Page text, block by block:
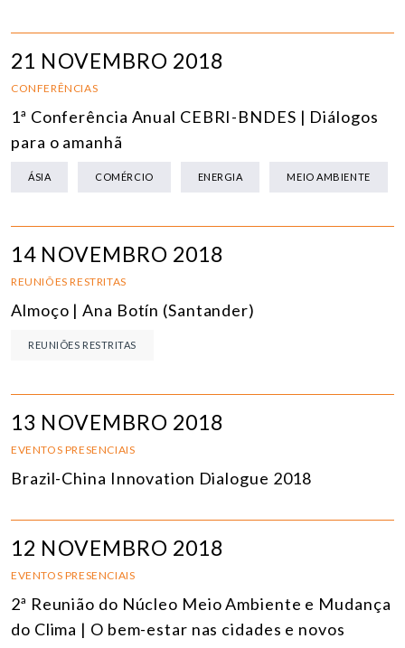
21 NOVEMBRO 2018
CONFERÊNCIAS
1ª Conferência Anual CEBRI-BNDES | Diálogos
para o amanhã
ÁSIA COMÉRCIO ENERGIA MEIO AMBIENTE
14 NOVEMBRO 2018
REUNIÕES RESTRITAS
Almoço | Ana Botín (Santander)
REUNIÕES RESTRITAS
13 NOVEMBRO 2018
EVENTOS PRESENCIAIS
Brazil-China Innovation Dialogue 2018
12 NOVEMBRO 2018
EVENTOS PRESENCIAIS
2ª Reunião do Núcleo Meio Ambiente e Mudança
do Clima | O bem-estar nas cidades e novos